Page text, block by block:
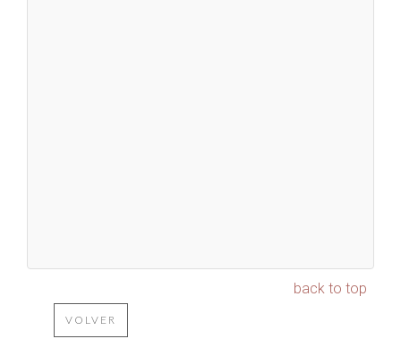
back to top
VOLVER